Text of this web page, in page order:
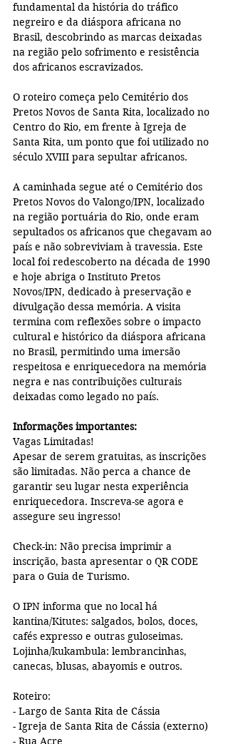
fundamental da história do tráfico
negreiro e da diáspora africana no
Brasil, descobrindo as marcas deixadas
na região pelo sofrimento e resistência
dos africanos escravizados.
O roteiro começa pelo Cemitério dos
Pretos Novos de Santa Rita, localizado no
Centro do Rio, em frente à Igreja de
Santa Rita, um ponto que foi utilizado no
século XVIII para sepultar africanos.
A caminhada segue até o Cemitério dos
Pretos Novos do Valongo/IPN, localizado
na região portuária do Rio, onde eram
sepultados os africanos que chegavam ao
país e não sobreviviam à travessia. Este
local foi redescoberto na década de 1990
e hoje abriga o Instituto Pretos
Novos/IPN, dedicado à preservação e
divulgação dessa memória. A visita
termina com reflexões sobre o impacto
cultural e histórico da diáspora africana
no Brasil, permitindo uma imersão
respeitosa e enriquecedora na memória
negra e nas contribuições culturais
deixadas como legado no país.
Informações importantes:
Vagas Limitadas!
Apesar de serem gratuitas, as inscrições
são limitadas. Não perca a chance de
garantir seu lugar nesta experiência
enriquecedora. Inscreva-se agora e
assegure seu ingresso!
Check-in: Não precisa imprimir a
inscrição, basta apresentar o QR CODE
para o Guia de Turismo.
O IPN informa que no local há
kantina/Kitutes: salgados, bolos, doces,
cafés expresso e outras guloseimas.
Lojinha/kukambula: lembrancinhas,
canecas, blusas, abayomis e outros.
Roteiro:
- Largo de Santa Rita de Cássia
- Igreja de Santa Rita de Cássia (externo)
- Rua Acre